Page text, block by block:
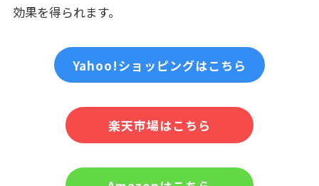
効果を得られます。
Yahoo!ショッピングはこちら
楽天市場はこちら